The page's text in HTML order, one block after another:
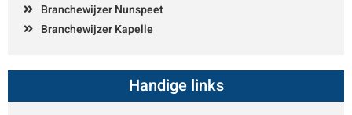
Branchewijzer Nunspeet
Branchewijzer Kapelle
Handige links